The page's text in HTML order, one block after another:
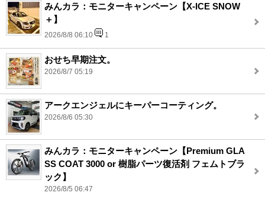
みんカラ：モニターキャンペーン【X-ICE SNOW
＋】
2026/8/8 06:10 1
おせち早期注文。
2026/8/7 05:19
アークエンジェルにキーパーコーティング。
2026/8/6 05:30
みんカラ：モニターキャンペーン【Premium GLA
SS COAT 3000 or 樹脂パーツ復活剤 フェムトブラ
ック】
2026/8/5 06:47